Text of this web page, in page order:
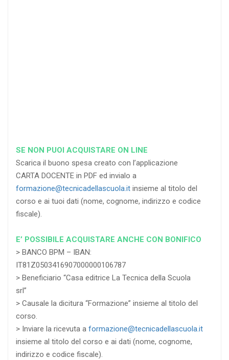
SE NON PUOI ACQUISTARE ON LINE
Scarica il buono spesa creato con l’applicazione
CARTA DOCENTE in PDF ed invialo a
formazione@tecnicadellascuola.it insieme al titolo del
corso e ai tuoi dati (nome, cognome, indirizzo e codice
fiscale).
E’ POSSIBILE ACQUISTARE ANCHE CON BONIFICO
> BANCO BPM – IBAN:
IT81Z0503416907000000106787
> Beneficiario “Casa editrice La Tecnica della Scuola
srl”
> Causale la dicitura “Formazione” insieme al titolo del
corso.
> Inviare la ricevuta a formazione@tecnicadellascuola.it
insieme al titolo del corso e ai dati (nome, cognome,
indirizzo e codice fiscale).